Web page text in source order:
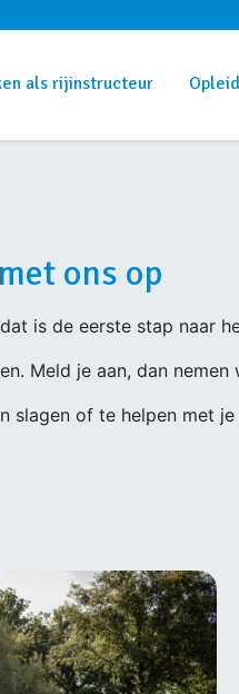
als rijinstructeur
ons op
is de eerste stap naar
Meld je aan, dan
slagen of te helpen met